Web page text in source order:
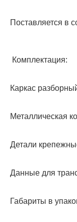
Поставляется в
Комплектация:
Каркас
Металлическая
Детали
Данные для
Габариты в